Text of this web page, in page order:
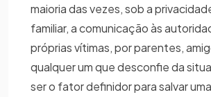
maioria das vezes, sob a
familiar, a comunicação às
próprias vítimas, por parentes,
qualquer um que desconfie da
ser o fator definidor para salvar